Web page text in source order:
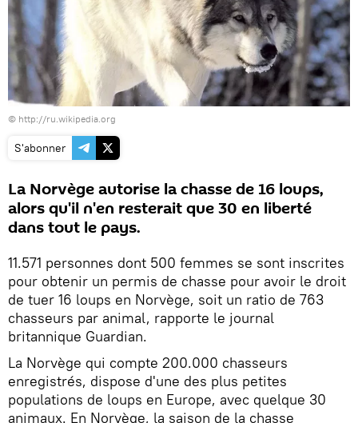
© http://ru.wikipedia.org
S'abonner
La Norvège autorise la chasse de 16 loups,
alors qu'il n'en resterait que 30 en liberté
dans tout le pays.
11.571 personnes dont 500 femmes se sont inscrites
pour obtenir un permis de chasse pour avoir le droit
de tuer 16 loups en Norvège, soit un ratio de 763
chasseurs par animal, rapporte le journal
britannique Guardian.
La Norvège qui compte 200.000 chasseurs
enregistrés, dispose d'une des plus petites
populations de loups en Europe, avec quelque 30
animaux. En Norvège, la saison de la chasse